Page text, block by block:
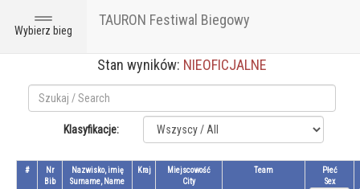
Toggle
navigation
Wybierz bieg
TAURON Festiwal Biegowy
Stan wyników: NIEOFICJALNE
Klasyfikacje:
#
Nr
Bib
Nazwisko, imię
Surname, Name
Kraj
Miejscowość
City
Team
Płeć
Sex